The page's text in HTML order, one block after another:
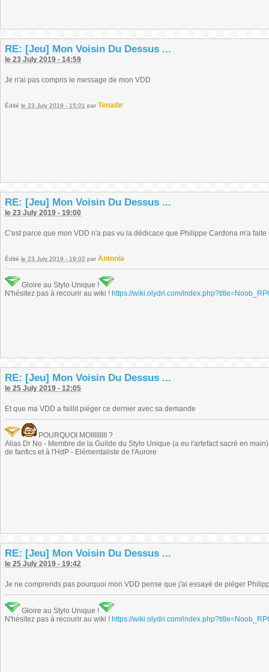
RE: [Jeu] Mon Voisin Du Dessus ...
le 23 July 2019 - 14:59
Je n'ai pas compris le message de mon VDD
Édité le 23 July 2019 - 15:01 par Tenaibr
RE: [Jeu] Mon Voisin Du Dessus ...
le 23 July 2019 - 19:00
C'est parce que mon VDD n'a pas vu la dédicace que Philippe Cardona m'a faite
Édité le 23 July 2019 - 19:02 par Antonia
Gloire au Stylo Unique !
N'hésitez pas à recourir au wiki ! https://wiki.olydri.com/
RE: [Jeu] Mon Voisin Du Dessus ...
le 25 July 2019 - 12:05
Et que ma VDD a faillit piéger ce dernier avec sa demande
POURQUOI MOIIIIIIIII ?
Alias Dr No - Membre de la Guilde du Stylo Unique (a eu l'artefact sacré en
de fanfics et à l'HdP - Elémentaliste de l'Aurore
RE: [Jeu] Mon Voisin Du Dessus ...
le 25 July 2019 - 19:42
Je ne comprends pas pourquoi mon VDD pense que j'ai essayé de piéger
Gloire au Stylo Unique !
N'hésitez pas à recourir au wiki ! https://wiki.olydri.com/